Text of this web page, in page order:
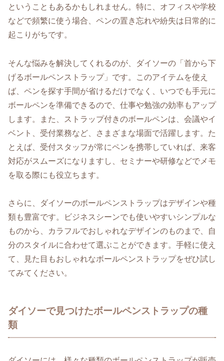
ということもあるかもしれません。特に、オフィスや学校
などで頻繁に使う場合、ペンの置き忘れや紛失は日常的に
起こりがちです。
そんな悩みを解決してくれるのが、ダイソーの「首から下
げるボールペンストラップ」です。このアイテムを使え
ば、ペンを探す手間が省けるだけでなく、いつでも手元に
ボールペンを準備できるので、仕事や勉強の効率もアップ
します。また、ストラップ付きのボールペンは、会議やイ
ベント、受付業務など、さまざまな場面で活躍します。た
とえば、受付スタッフが常にペンを携帯していれば、来客
対応がスムーズになりますし、セミナーや研修などでメモ
を取る際にも役立ちます。
さらに、ダイソーのボールペンストラップはデザインや種
類も豊富です。ビジネスシーンでも使いやすいシンプルな
ものから、カラフルでおしゃれなデザインのものまで、自
分のスタイルに合わせて選ぶことができます。手軽に使え
て、見た目もおしゃれなボールペンストラップをぜひ試し
てみてください。
ダイソーで見つけたボールペンストラップの種
類